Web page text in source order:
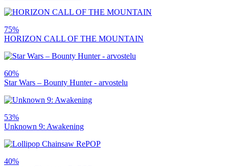
75%
HORIZON CALL OF THE MOUNTAIN
60%
Star Wars – Bounty Hunter - arvostelu
53%
Unknown 9: Awakening
40%